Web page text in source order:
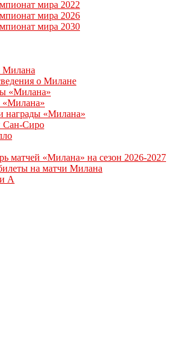
мира 2022
мира 2026
мира 2030
Милана
о Милане
«Милана»
«Милана»
награды «Милана»
Сан-Сиро
матчей «Милана» на сезон 2026-2027
на матчи Милана
А